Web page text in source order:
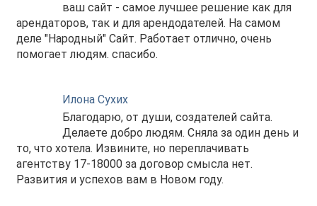
ваш сайт - самое лучшее решение как для
арендаторов, так и для арендодателей. На самом
деле "Народный" Сайт. Работает отлично, очень
помогает людям. спасибо.
Илона Сухих
Благодарю, от души, создателей сайта.
Делаете добро людям. Сняла за один день и
то, что хотела. Извините, но переплачивать
агентству 17-18000 за договор смысла нет.
Развития и успехов вам в Новом году.